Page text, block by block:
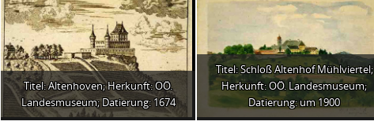
Titel: Altenhoven; Herkunft: OÖ.
Landesmuseum; Datierung: 1674
Titel: Schloß Altenhof Mühlviertel;
Herkunft: OÖ. Landesmuseum;
Datierung: um 1900